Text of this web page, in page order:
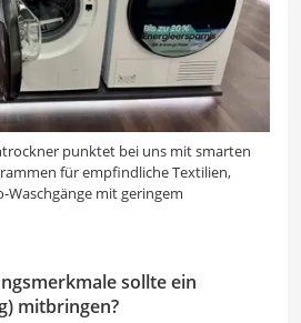
punktet bei uns mit smarten
für empfindliche Textilien,
Waschgänge mit geringem
sollte ein
mitbringen?